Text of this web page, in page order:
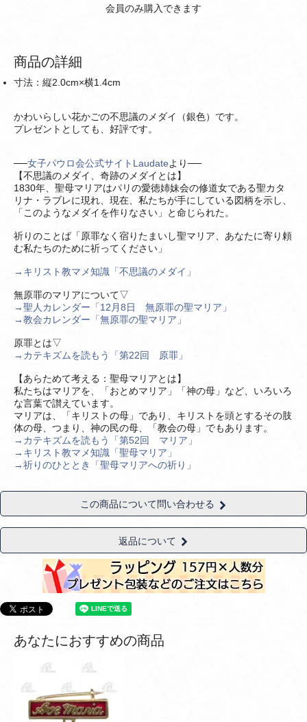
会員のみ購入できます
商品の詳細
寸法：縦2.0cm×横1.4cm
かわいらしい花かごの不思議のメダイ（銀色）です。
プレゼントとしても、好評です。
──女子パウロ会公式サイトLaudateより──
【不思議のメダイ、奇跡のメダイとは】
1830年、聖母マリアはパリの愛徳姉妹会の修道女である聖カタ
リナ・ラブレに現れ、現在、私たちが手にしている図柄を示し、
「このようなメダイを作りなさい」と命じられた。
祈りのことば「原罪なく宿りたまいし聖マリア、あなたに寄り頼
む私たちのために祈ってください」
→キリスト教マメ知識「不思議のメダイ」
無原罪のマリアについて▽
→聖人カレンダー「12月8日 無原罪の聖マリア」
→教会カレンダー「無原罪の聖マリア」
原罪とは▽
→カテキズムを読もう「第22回 原罪」
【あらためて考える：聖母マリアとは】
私たちはマリアを、「おとめマリア」「神の母」など、いろいろ
な言葉で讃えています。
マリアは、「キリストの母」であり、キリストを頭とするその肢
体の母、つまり、神の民の母、「教会の母」でもあります。
→カテキズムを読もう「第52回 マリア」
→キリスト教マメ知識「聖母マリア」
→祈りのひととき「聖母マリアへの祈り」
この商品について問い合わせる
返品について
あなたにおすすめの商品